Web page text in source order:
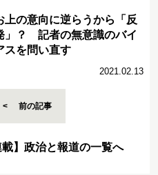
上の意向に逆らうから「反
」？ 記者の無意識のバイ
スを問い直す
2021.02.13
前の記事
載】政治と報道の一覧へ